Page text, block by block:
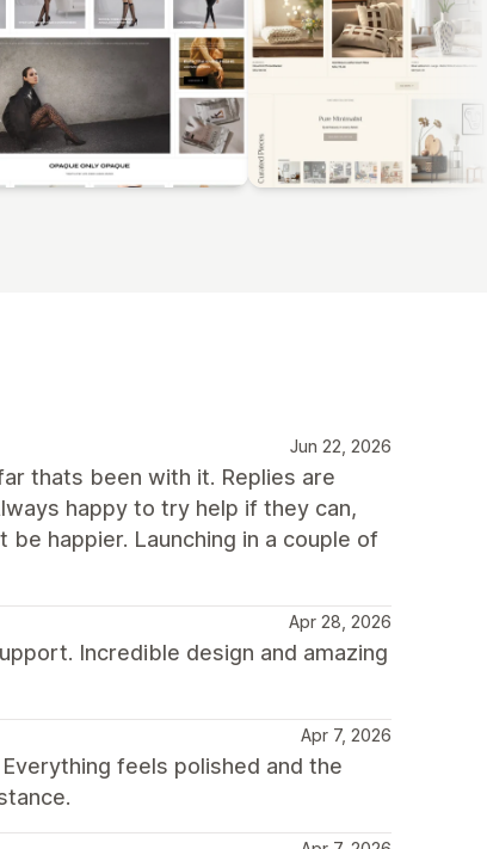
Jun 22, 2026
thats been with it. Replies are
happy to try help if they can,
happier. Launching in a couple of
Apr 28, 2026
Incredible design and amazing
Apr 7, 2026
feels polished and the